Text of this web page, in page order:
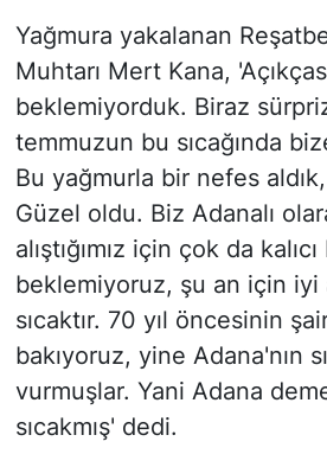
Yağmura yakalanan
Muhtarı Mert Kana,
beklemiyorduk. Biraz
temmuzun bu sıcağında
Bu yağmurla bir nefes
Güzel oldu. Biz Adanalı
alıştığımız için çok da
beklemiyoruz, şu an için iyi
sıcaktır. 70 yıl öncesinin
bakıyoruz, yine Adana'nın
vurmuşlar. Yani Adana
sıcakmış' dedi.